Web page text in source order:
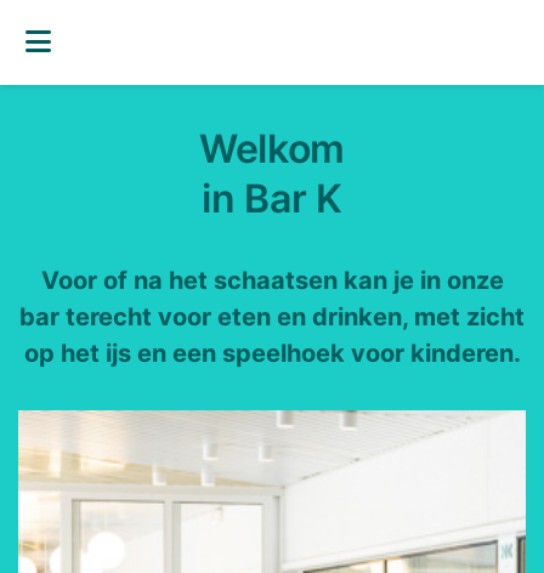
Welkom
in Bar K
Voor of na het schaatsen kan je in onze
bar terecht voor eten en drinken, met zicht
op het ijs en een speelhoek voor kinderen.